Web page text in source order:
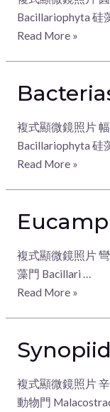
Bacillariophyta 硅
Read More »
複式顯微鏡照片
Bacillariophyta 硅
Read More »
複式顯微鏡照片
藻門 Bacillari …
Read More »
複式顯微鏡照片
動物門